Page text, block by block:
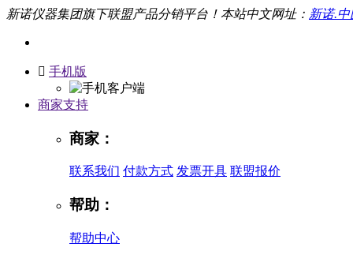
新诺仪器集团旗下联盟产品分销平台！本站中文网址： 新诺.中
 手机版
商家支持
商家：
联系我们 付款方式 发票开具 联盟报价
帮助：
帮助中心